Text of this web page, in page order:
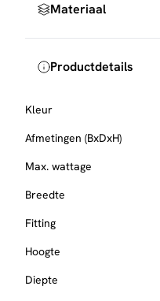
Onderhoud:
Materiaal
Productdetails
Kleur
Afmetingen (BxDxH)
Max. wattage
Breedte
Fitting
Hoogte
Diepte